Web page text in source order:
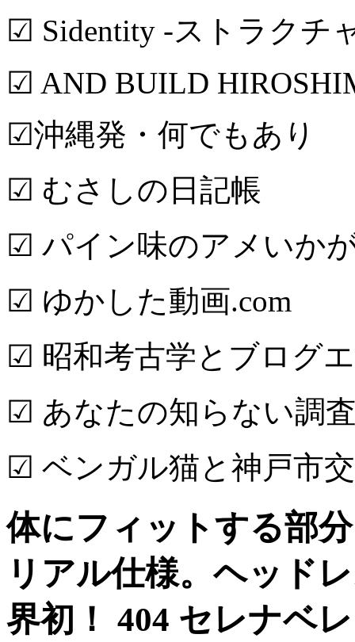
☑ Sidentity -ストラクチ
☑ AND BUILD
☑沖縄発・何でもあり
☑ むさしの日記帳
☑ パイン味のアメいか
☑ ゆかした動画.com
☑ 昭和考古学とブログ
☑ あなたの知らない調
☑ ベンガル猫と神戸市
体にフィットする部
リアル仕様。ヘッド
界初！ 404 セレナベ